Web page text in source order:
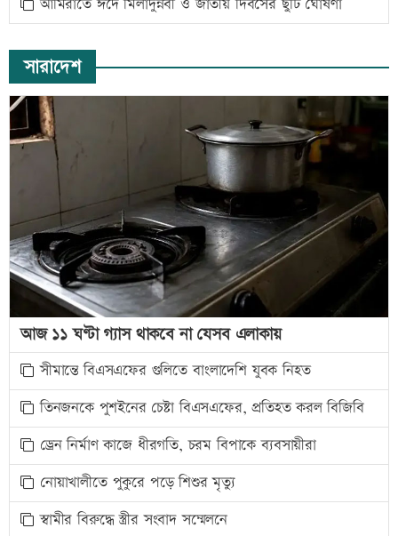
আমিরাতে ঈদে মিলাদুন্নবী ও জাতীয় দিবসের ছুটি ঘোষণা
সারাদেশ
আজ ১১ ঘণ্টা গ্যাস থাকবে না যেসব এলাকায়
সীমান্তে বিএসএফের গুলিতে বাংলাদেশি যুবক নিহত
তিনজনকে পুশইনের চেষ্টা বিএসএফের, প্রতিহত করল বিজিবি
ড্রেন নির্মাণ কাজে ধীরগতি, চরম বিপাকে ব্যবসায়ীরা
নোয়াখালীতে পুকুরে পড়ে শিশুর মৃত্যু
স্বামীর বিরুদ্ধে স্ত্রীর সংবাদ সম্মেলনে